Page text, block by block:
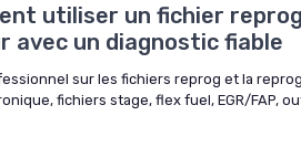
utiliser un fichier
avec un diagnostic fiable
sur les fichiers reprog et la
fichiers stage, flex fuel, EGR/FAP,